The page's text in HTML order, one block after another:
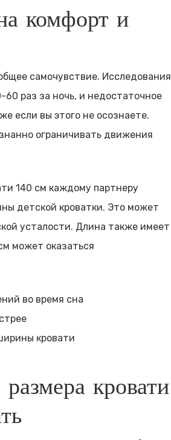
комфорт и
самочувствие. Исследования
раз за ночь, и недостаточное
если вы этого не осознаете.
ограничивать движения
140 см каждому партнеру
детской кроватки. Это может
усталости. Длина также имеет
может оказаться
во время сна
кровати
кровати